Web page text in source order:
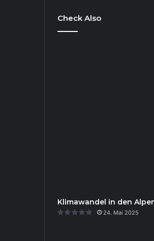
Check Also
Klimawandel in den
24. Mai 2025